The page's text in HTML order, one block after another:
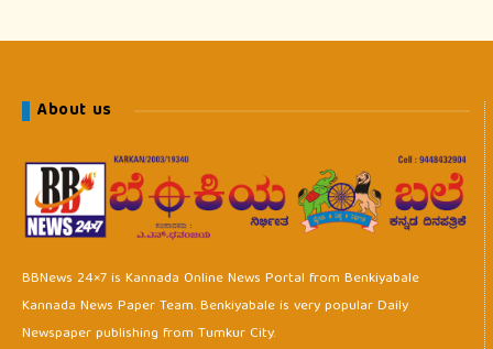
About us
BBNews 24×7 is Kannada Online News Portal from Benkiyabale
Kannada News Paper Team. Benkiyabale is very popular Daily
Newspaper publishing from Tumkur City.